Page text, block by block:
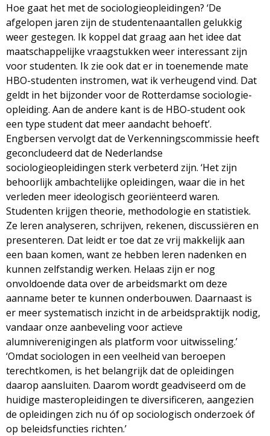
Hoe gaat het met de sociologieopleidingen? ‘De
afgelopen jaren zijn de studentenaantallen gelukkig
weer gestegen. Ik koppel dat graag aan het idee dat
maatschappelijke vraagstukken weer interessant zijn
voor studenten. Ik zie ook dat er in toenemende mate
HBO-studenten instromen, wat ik verheugend vind. Dat
geldt in het bijzonder voor de Rotterdamse sociologie-
opleiding. Aan de andere kant is de HBO-student ook
een type student dat meer aandacht behoeft’.
Engbersen vervolgt dat de Verkenningscommissie heeft
geconcludeerd dat de Nederlandse
sociologieopleidingen sterk verbeterd zijn. ‘Het zijn
behoorlijk ambachtelijke opleidingen, waar die in het
verleden meer ideologisch georiënteerd waren.
Studenten krijgen theorie, methodologie en statistiek.
Ze leren analyseren, schrijven, rekenen, discussiëren en
presenteren. Dat leidt er toe dat ze vrij makkelijk aan
een baan komen, want ze hebben leren nadenken en
kunnen zelfstandig werken. Helaas zijn er nog
onvoldoende data over de arbeidsmarkt om deze
aanname beter te kunnen onderbouwen. Daarnaast is
er meer systematisch inzicht in de arbeidspraktijk nodig,
vandaar onze aanbeveling voor actieve
alumniverenigingen als platform voor uitwisseling.’
‘Omdat sociologen in een veelheid van beroepen
terechtkomen, is het belangrijk dat de opleidingen
daarop aansluiten. Daarom wordt geadviseerd om de
huidige masteropleidingen te diversificeren, aangezien
de opleidingen zich nu óf op sociologisch onderzoek óf
op beleidsfuncties richten.’